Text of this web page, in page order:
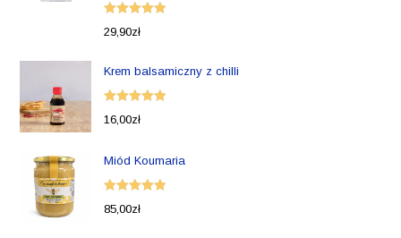
Oceniono
29,90zł
Krem balsamiczny z chilli
Oceniono
16,00zł
Miód Koumaria
Oceniono
85,00zł